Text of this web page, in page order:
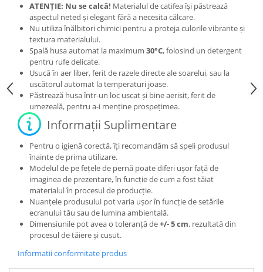
ATENȚIE: Nu se calcă! Materialul de catifea își păstrează
aspectul neted și elegant fără a necesita călcare.
Nu utiliza înălbitori chimici pentru a proteja culorile vibrante și
textura materialului.
Spală husa automat la maximum 30°C, folosind un detergent
pentru rufe delicate.
Usucă în aer liber, ferit de razele directe ale soarelui, sau la
uscătorul automat la temperaturi joase.
Păstrează husa într-un loc uscat și bine aerisit, ferit de
umezeală, pentru a-i menține prospețimea.
Informații Suplimentare
Pentru o igienă corectă, îți recomandăm să speli produsul
înainte de prima utilizare.
Modelul de pe fețele de pernă poate diferi ușor față de
imaginea de prezentare, în funcție de cum a fost tăiat
materialul în procesul de producție.
Nuanțele produsului pot varia ușor în funcție de setările
ecranului tău sau de lumina ambientală.
Dimensiunile pot avea o toleranță de+/- 5 cm, rezultată din
procesul de tăiere și cusut.
Informatii conformitate produs